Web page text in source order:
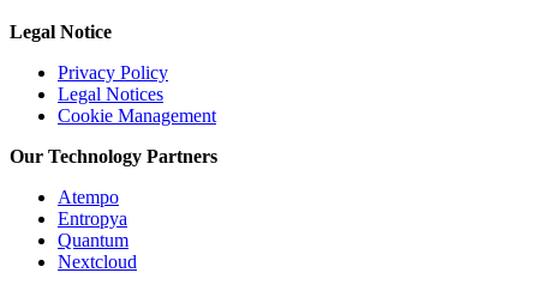
Legal Notice
Privacy Policy
Legal Notices
Cookie Management
Our Technology Partners
Atempo
Entropya
Quantum
Nextcloud